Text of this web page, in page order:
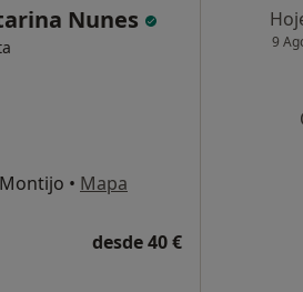
Nunes
• Mapa
desde 40 €
9